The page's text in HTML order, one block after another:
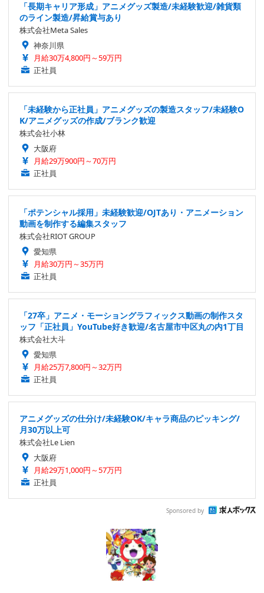
「長期キャリア形成」アニメグッズ製造/未経験歓迎/雑貨類
のライン製造/昇給賞与あり
株式会社Meta Sales
神奈川県
月給30万4,800円～59万円
正社員
「未経験から正社員」アニメグッズの製造スタッフ/未経験O
K/アニメグッズの作成/ブランク歓迎
株式会社小林
大阪府
月給29万900円～70万円
正社員
「ポテンシャル採用」未経験歓迎/OJTあり・アニメーション
動画を制作する編集スタッフ
株式会社RIOT GROUP
愛知県
月給30万円～35万円
正社員
「27卒」アニメ・モーショングラフィックス動画の制作スタ
ッフ「正社員」YouTube好き歓迎/名古屋市中区丸の内1丁目
株式会社大斗
愛知県
月給25万7,800円～32万円
正社員
アニメグッズの仕分け/未経験OK/キャラ商品のピッキング/
月30万以上可
株式会社Le Lien
大阪府
月給29万1,000円～57万円
正社員
Sponsored by